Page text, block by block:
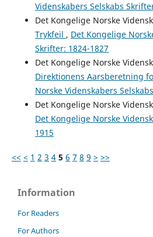
Videnskabers Selskabs
Det Kongelige Norske
Trykfeil , Det Kongelige
Skrifter: 1824-1827
Det Kongelige Norske
Direktionens Aarsberetning
Norske Videnskabers
Det Kongelige Norske
Det Kongelige Norske
1915
<< < 1 2 3 4 5 6 7 8 9 > >>
Information
For Readers
For Authors